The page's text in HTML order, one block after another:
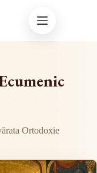
Ortodoxie